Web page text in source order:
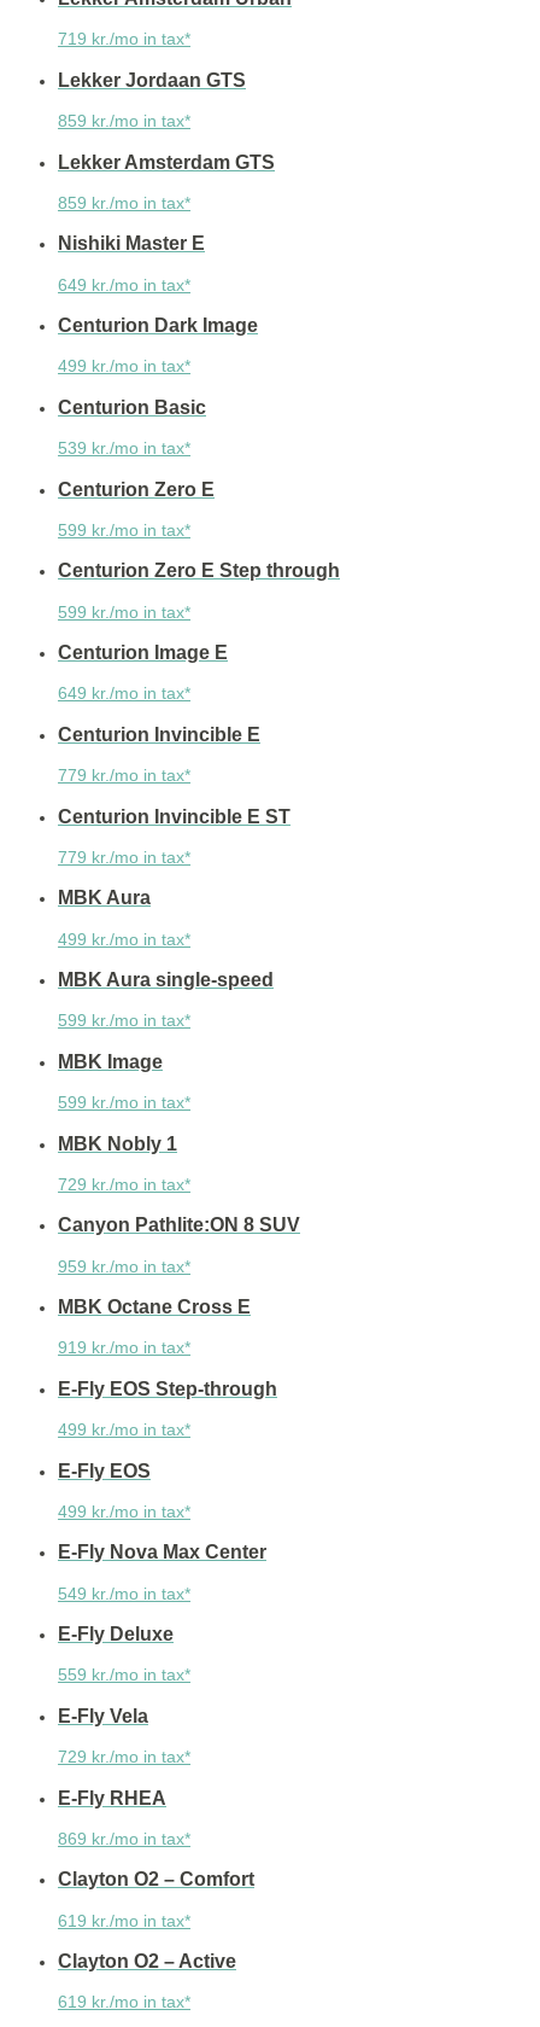
719 kr./mo in tax*
Lekker Jordaan GTS
859 kr./mo in tax*
Lekker Amsterdam GTS
859 kr./mo in tax*
Nishiki Master E
649 kr./mo in tax*
Centurion Dark Image
499 kr./mo in tax*
Centurion Basic
539 kr./mo in tax*
Centurion Zero E
599 kr./mo in tax*
Centurion Zero E Step through
599 kr./mo in tax*
Centurion Image E
649 kr./mo in tax*
Centurion Invincible E
779 kr./mo in tax*
Centurion Invincible E ST
779 kr./mo in tax*
MBK Aura
499 kr./mo in tax*
MBK Aura single-speed
599 kr./mo in tax*
MBK Image
599 kr./mo in tax*
MBK Nobly 1
729 kr./mo in tax*
Canyon Pathlite:ON 8 SUV
959 kr./mo in tax*
MBK Octane Cross E
919 kr./mo in tax*
E-Fly EOS Step-through
499 kr./mo in tax*
E-Fly EOS
499 kr./mo in tax*
E-Fly Nova Max Center
549 kr./mo in tax*
E-Fly Deluxe
559 kr./mo in tax*
E-Fly Vela
729 kr./mo in tax*
E-Fly RHEA
869 kr./mo in tax*
Clayton O2 – Comfort
619 kr./mo in tax*
Clayton O2 – Active
619 kr./mo in tax*